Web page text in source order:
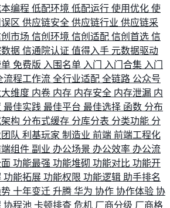
编程 低配环境 低配运行 使用优化 使
区 供应链安全 供应链行业 供应链采
市场 信创环境 信创适配 信创首选 信
据 信通院认证 值得入手 元数据驱动
免费版 入围名单 入门 入门合集 入门
流程工作流 全行业适配 全链路 公众号
维度 内卷 内存 内存安全 内存泄漏 内
最佳实践 最佳平台 最佳选择 函数 分布
构 分布式缓存 分库分表 分类功能 分
队 利基玩家 制造业 前端 前端工程化
组件 副业 办公场景 办公效率 办公流
功能最强 功能堆砌 功能对比 功能开
功能拓展 功能权限 功能逻辑 助手排名
十年变迁 升腾 华为 协作 协作体验 协
协程池 卡顿排查 危机 厂商分级 厂商格